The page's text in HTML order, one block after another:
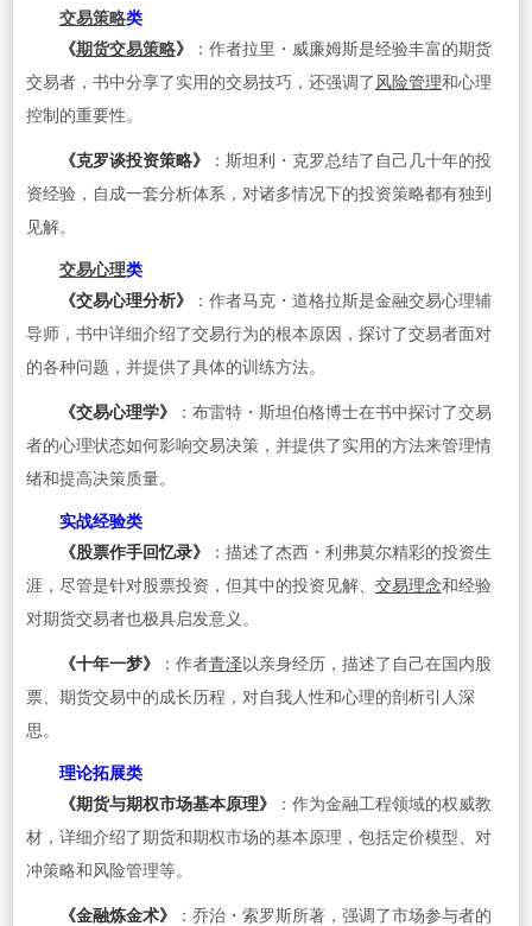
交易策略类
《期货交易策略》
：作者拉里・威廉姆斯是经验丰富的期货
交易者，书中分享了实用的交易技巧，还强调了 风险管理和心理
控制的重要性。
《克罗谈投资策略》
：斯坦利・克罗总结了自己几十年的投
资经验，自成一套分析体系，对诸多情况下的投资策略都有独到
见解。
交易心理类
《交易心理分析》
：作者马克・道格拉斯是金融交易心理辅
导师，书中详细介绍了交易行为的根本原因，探讨了交易者面对
的各种问题，并提供了具体的训练方法。
《交易心理学》
：布雷特・斯坦伯格博士在书中探讨了交易
者的心理状态如何影响交易决策，并提供了实用的方法来管理情
绪和提高决策质量。
实战经验类
《股票作手回忆录》
：描述了杰西・利弗莫尔精彩的投资生
涯，尽管是针对股票投资，但其中的投资见解、 交易理念和经验
对期货交易者也极具启发意义。
《十年一梦》 ：作者青泽以亲身经历，描述了自己在国内股
票、期货交易中的成长历程，对自我人性和心理的剖析引人深
思。
理论拓展类
《期货与期权市场基本原理》
：作为金融工程领域的权威教
材，详细介绍了期货和期权市场的基本原理，包括定价模型、对
冲策略和风险管理等。
《金融炼金术》
：乔治・索罗斯所著，强调了市场参与者的